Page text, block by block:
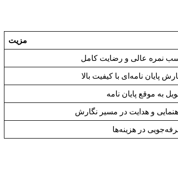
مزیت
نمره عالی و رضایت کامل
پایان نامه‌ای با کیفیت بالا
به موقع پایان نامه
و هدایت در مسیر نگارش
در هزینه‌ها